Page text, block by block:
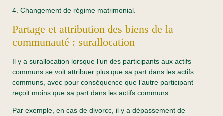
4. Changement de régime matrimonial.
Partage et attribution des biens de la
communauté : surallocation
Il y a surallocation lorsque l’un des participants aux actifs
communs se voit attribuer plus que sa part dans les actifs
communs, avec pour conséquence que l’autre participant
reçoit moins que sa part dans les actifs communs.
Par exemple, en cas de divorce, il y a dépassement de